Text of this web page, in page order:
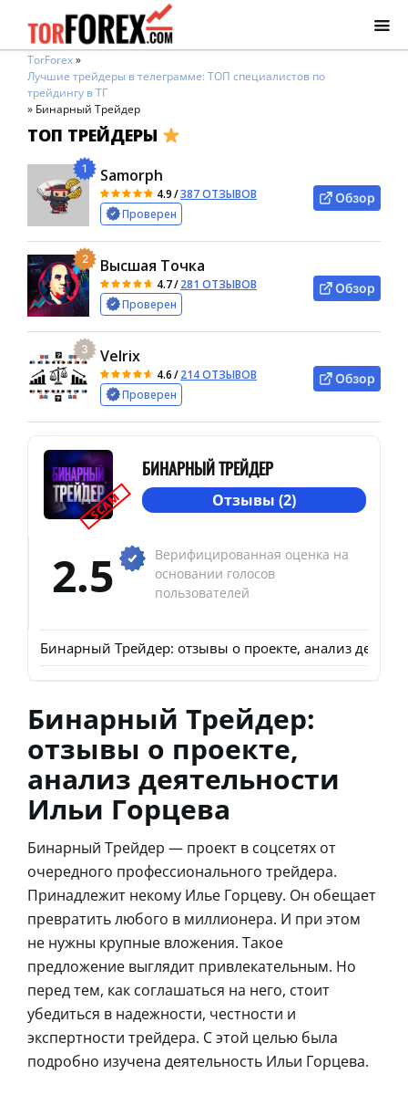
TorForex»
Лучшие трейдеры в телеграмме: ТОП специалистов по
трейдингу в ТГ
» Бинарный Трейдер
ТОП ТРЕЙДЕРЫ
1 Samorph
4.9/387 ОТЗЫВОВ
Проверен
Обзор
2 Высшая Точка
4.7/281 ОТЗЫВОВ
Проверен
Обзор
3 Velrix
4.6/214 ОТЗЫВОВ
Проверен
Обзор
SCAM
БИНАРНЫЙ ТРЕЙДЕР
Отзывы (2)
2.5
Верифицированная оценка на
основании голосов
пользователей
Бинарный Трейдер: отзывы о проекте, анализ
Бинарный Трейдер:
отзывы о проекте,
анализ деятельности
Ильи Горцева
Бинарный Трейдер — проект в соцсетях от
очередного профессионального трейдера.
Принадлежит некому Илье Горцеву. Он обещает
превратить любого в миллионера. И при этом
не нужны крупные вложения. Такое
предложение выглядит привлекательным. Но
перед тем, как соглашаться на него, стоит
убедиться в надежности, честности и
экспертности трейдера. С этой целью была
подробно изучена деятельность Ильи Горцева.